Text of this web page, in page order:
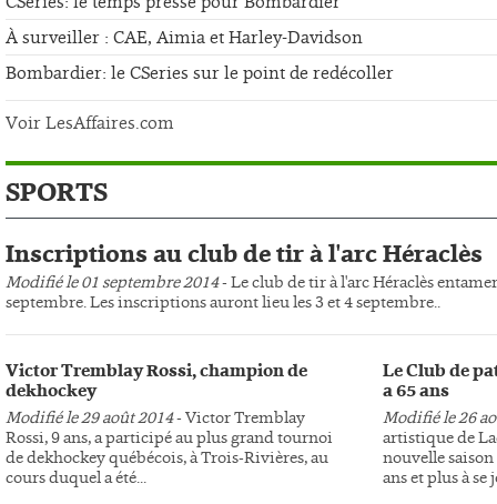
À surveiller : CAE, Aimia et Harley-Davidson
Bombardier: le CSeries sur le point de redécoller
Voir LesAffaires.com
SPORTS
Inscriptions au club de tir à l'arc Héraclès
Modifié le 01 septembre 2014- Le club de tir à l'arc Héraclès
septembre. Les inscriptions auront lieu les 3 et 4 septembre..
Victor Tremblay Rossi, champion de
dekhockey
Modifié le 29 août 2014- Victor Tremblay
Rossi, 9 ans, a participé au plus grand tournoi
de dekhockey québécois, à Trois-Rivières, au
cours duquel a été...
Le Club de
a 65 ans
Modifié le 26
artistique de
nouvelle
ans et plus à se